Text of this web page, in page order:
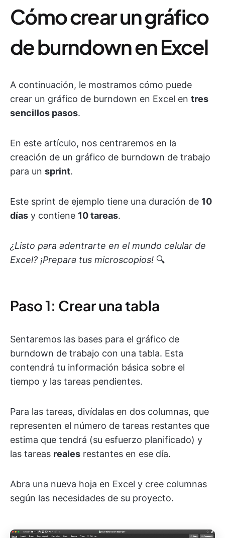
Cómo crear un gráfico
de burndown en Excel
A continuación, le mostramos cómo puede
crear un gráfico de burndown en Excel en tres
sencillos pasos.
En este artículo, nos centraremos en la
creación de un gráfico de burndown de trabajo
para un sprint.
Este sprint de ejemplo tiene una duración de 10
días y contiene 10 tareas.
¿Listo para adentrarte en el mundo celular de
Excel? ¡Prepara tus microscopios! 🔍
Paso 1: Crear una tabla
Sentaremos las bases para el gráfico de
burndown de trabajo con una tabla. Esta
contendrá tu información básica sobre el
tiempo y las tareas pendientes.
Para las tareas, divídalas en dos columnas, que
representen el número de tareas restantes que
estima que tendrá (su esfuerzo planificado) y
las tareas reales restantes en ese día.
Abra una nueva hoja en Excel y cree columnas
según las necesidades de su proyecto.